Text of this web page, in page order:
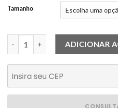
Tamanho
Conjunto Aria Preto quantidade
ADICIONAR